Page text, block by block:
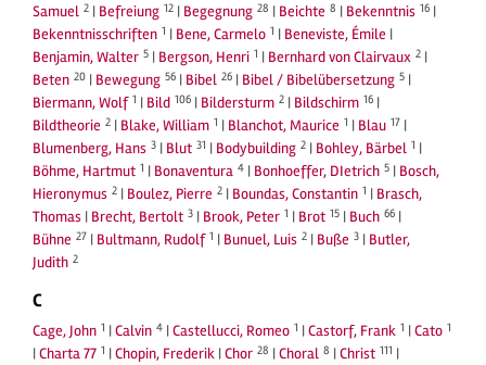
Samuel 2 | Befreiung 12 | Begegnung 28 | Beichte 8 | Bekenntnis 16 |
Bekenntnisschriften 1 | Bene, Carmelo 1 | Beneviste, Émile |
Benjamin, Walter 5 | Bergson, Henri 1 | Bernhard von Clairvaux 2 |
Beten 20 | Bewegung 56 | Bibel 26 | Bibel / Bibelübersetzung 5 |
Biermann, Wolf 1 | Bild 106 | Bildersturm 2 | Bildschirm 16 |
Bildtheorie 2 | Blake, William 1 | Blanchot, Maurice 1 | Blau 17 |
Blumenberg, Hans 3 | Blut 31 | Bodybuilding 2 | Bohley, Bärbel 1 |
Böhme, Hartmut 1 | Bonaventura 4 | Bonhoeffer, DIetrich 5 | Bosch,
Hieronymus 2 | Boulez, Pierre 2 | Boundas, Constantin 1 | Brasch,
Thomas | Brecht, Bertolt 3 | Brook, Peter 1 | Brot 15 | Buch 66 |
Bühne 27 | Bultmann, Rudolf 1 | Bunuel, Luis 2 | Buße 3 | Butler,
Judith 2
C
Cage, John 1 |Calvin 4 |Castellucci, Romeo 1 |Castorf, Frank 1 |Cato 1
|Charta 77 1 |Chopin, Frederik |Chor 28 |Choral 8 |Christ 111 |